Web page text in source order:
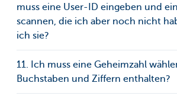
muss eine User-ID eingeben und
scannen, die ich aber noch nicht
ich sie?
11. Ich muss eine Geheimzahl
Buchstaben und Ziffern enthalten?